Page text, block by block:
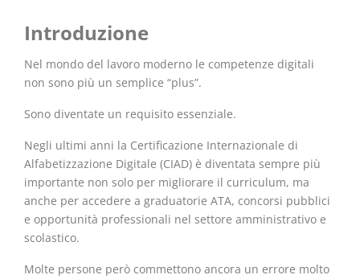
Introduzione
Nel mondo del lavoro moderno le competenze digitali
non sono più un semplice “plus”.
Sono diventate un requisito essenziale.
Negli ultimi anni la Certificazione Internazionale di
Alfabetizzazione Digitale (CIAD) è diventata sempre più
importante non solo per migliorare il curriculum, ma
anche per accedere a graduatorie ATA, concorsi pubblici
e opportunità professionali nel settore amministrativo e
scolastico.
Molte persone però commettono ancora un errore molto